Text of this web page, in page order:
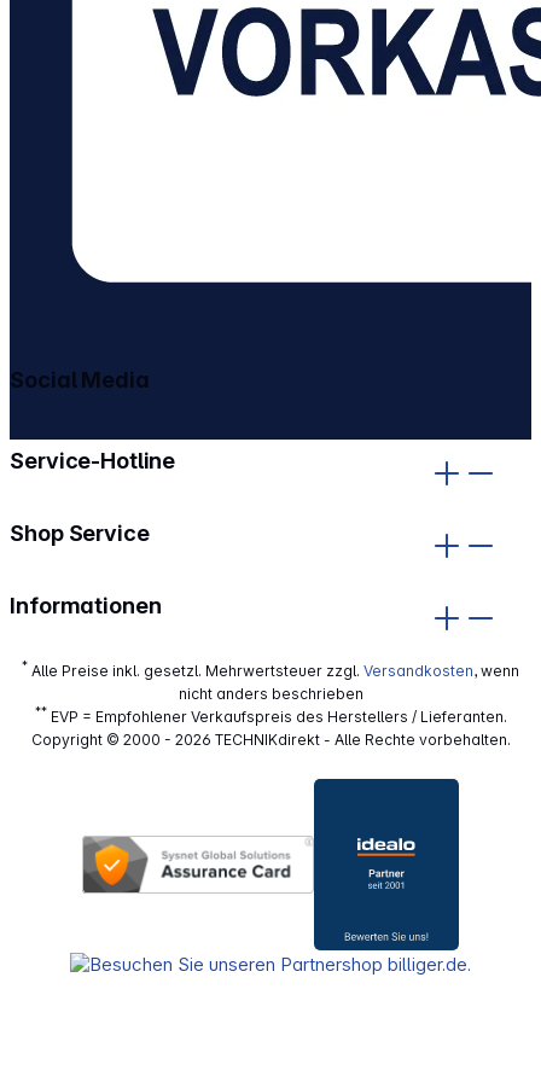
Service-Hotline
Shop Service
Informationen
Social Media
* Alle Preise inkl. gesetzl. Mehrwertsteuer zzgl. Versandkosten, wenn
nicht anders beschrieben
**EVP = Empfohlener Verkaufspreis des Herstellers / Lieferanten.
Copyright © 2000 - 2026 TECHNIKdirekt - Alle Rechte vorbehalten.